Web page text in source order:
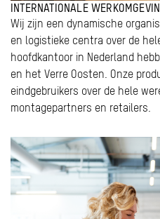
INTERNATIONALE
Wij zijn een dynamische
en logistieke centra over de
hoofdkantoor in Nederland
en het Verre Oosten. Onze
eindgebruikers over de hele
montagepartners en retailers.